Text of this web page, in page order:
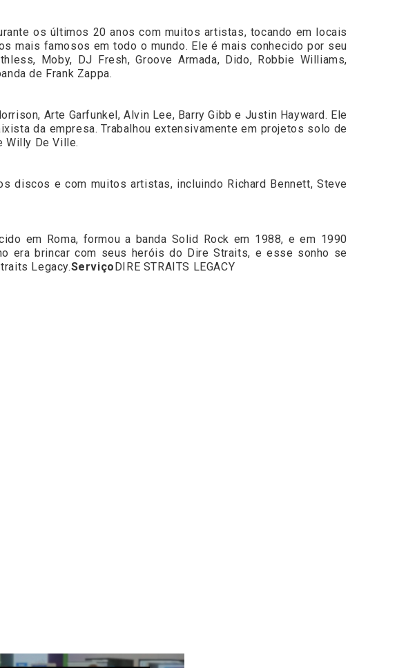
os últimos 20 anos com muitos artistas, tocando em locais
mais famosos em todo o mundo. Ele é mais conhecido por seu
Moby, DJ Fresh, Groove Armada, Dido, Robbie Williams,
de Frank Zappa.
Arte Garfunkel, Alvin Lee, Barry Gibb e Justin Hayward. Ele
da empresa. Trabalhou extensivamente em projetos solo de
Willy De Ville.
discos e com muitos artistas, incluindo Richard Bennett, Steve
em Roma, formou a banda Solid Rock em 1988, e em 1990
era brincar com seus heróis do Dire Straits, e esse sonho se
Legacy.Serviço DIRE STRAITS LEGACY